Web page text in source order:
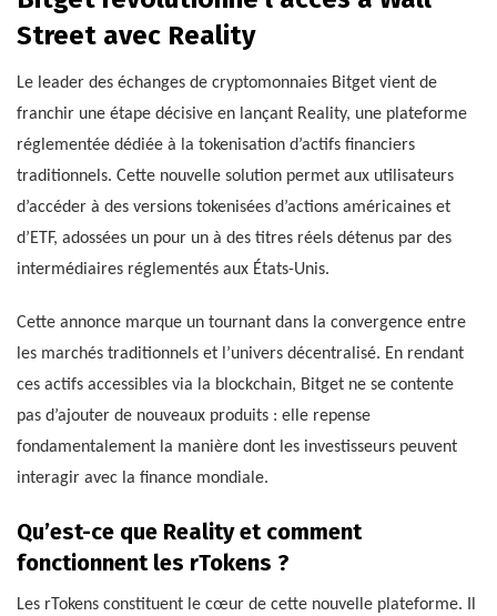
Street avec Reality
Le leader des échanges de cryptomonnaies Bitget vient de
franchir une étape décisive en lançant Reality, une plateforme
réglementée dédiée à la tokenisation d’actifs financiers
traditionnels. Cette nouvelle solution permet aux utilisateurs
d’accéder à des versions tokenisées d’actions américaines et
d’ETF, adossées un pour un à des titres réels détenus par des
intermédiaires réglementés aux États-Unis.
Cette annonce marque un tournant dans la convergence entre
les marchés traditionnels et l’univers décentralisé. En rendant
ces actifs accessibles via la blockchain, Bitget ne se contente
pas d’ajouter de nouveaux produits : elle repense
fondamentalement la manière dont les investisseurs peuvent
interagir avec la finance mondiale.
Qu’est-ce que Reality et comment
fonctionnent les rTokens ?
Les rTokens constituent le cœur de cette nouvelle plateforme. Il